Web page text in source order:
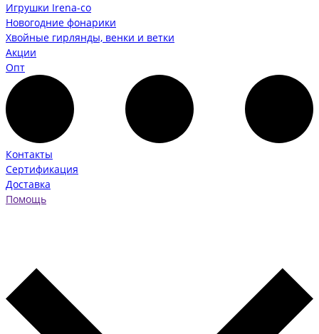
Игрушки Irena-co
Новогодние фонарики
Хвойные гирлянды, венки и ветки
Акции
Опт
Контакты
Сертификация
Доставка
Помощь